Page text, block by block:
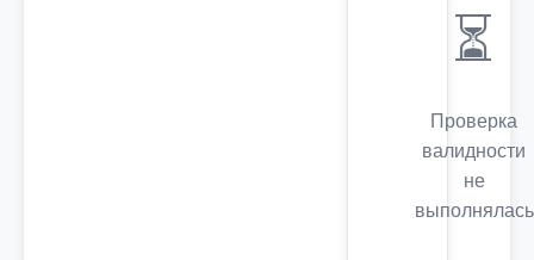
⏳
Проверка
валидности
не
выполнялась